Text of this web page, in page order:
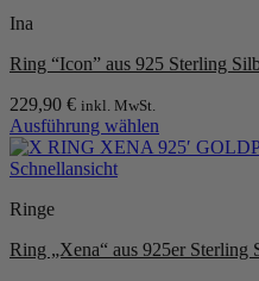
gewählt
werden
mehrere
auf.
Optionen
können
auf
der
gewählt
werden
Ina
Ring “Icon” aus 925 Sterling
229,90 € inkl. MwSt.
Ausführung wählen
Dieses
Produkt
mehrere
auf.
Schnellansicht
Ringe
Ring „Xena“ aus 925er